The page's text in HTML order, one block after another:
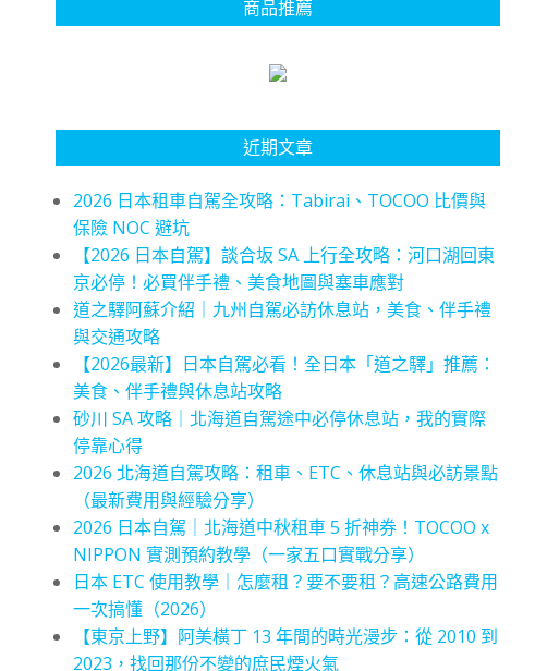
商品推薦
近期文章
2026 日本租車自駕全攻略：Tabirai、TOCOO 比價與
保險 NOC 避坑
【2026 日本自駕】談合坂 SA 上行全攻略：河口湖回東
京必停！必買伴手禮、美食地圖與塞車應對
道之驛阿蘇介紹｜九州自駕必訪休息站，美食、伴手禮
與交通攻略
【2026最新】日本自駕必看！全日本「道之驛」推薦：
美食、伴手禮與休息站攻略
砂川 SA 攻略｜北海道自駕途中必停休息站，我的實際
停靠心得
2026 北海道自駕攻略：租車、ETC、休息站與必訪景點
（最新費用與經驗分享）
2026 日本自駕｜北海道中秋租車 5 折神券！TOCOO x
NIPPON 實測預約教學（一家五口實戰分享）
日本 ETC 使用教學｜怎麼租？要不要租？高速公路費用
一次搞懂（2026）
【東京上野】阿美橫丁 13 年間的時光漫步：從 2010 到
2023，找回那份不變的庶民煙火氣